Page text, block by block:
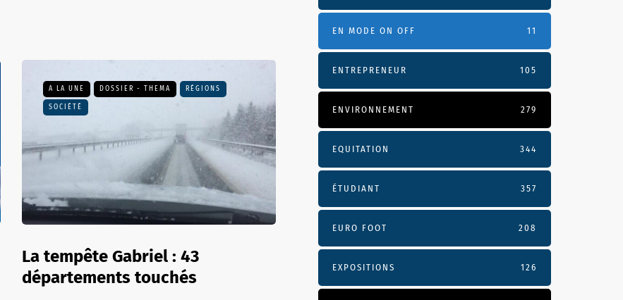
A LA UNE DOSSIER - THEMA RÉGIONS
SOCIÉTÉ
La tempête Gabriel : 43
départements touchés
EN MODE ON OFF 11
ENTREPRENEUR 105
ENVIRONNEMENT 279
EQUITATION 344
ÉTUDIANT 357
EURO FOOT 208
EXPOSITIONS 126